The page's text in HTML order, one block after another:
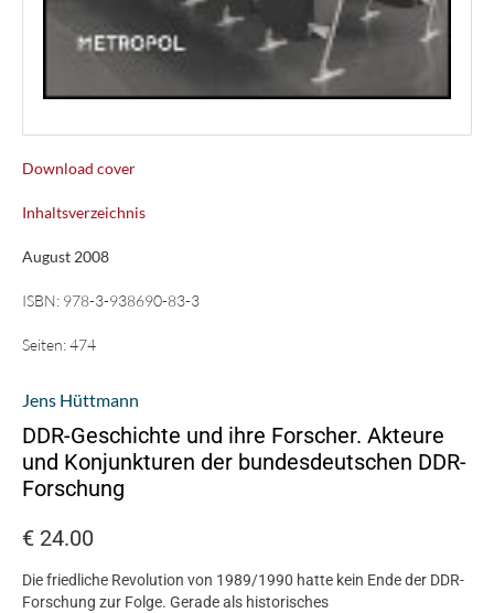
Download cover
Inhaltsverzeichnis
August 2008
ISBN: 978-3-938690-83-3
Seiten:474
Jens Hüttmann
DDR-Geschichte und ihre Forscher. Akteure
und Konjunkturen der bundesdeutschen DDR-
Forschung
€ 24.00
Die friedliche Revolution von 1989/1990 hatte kein Ende der DDR-
Forschung zur Folge. Gerade als historisches